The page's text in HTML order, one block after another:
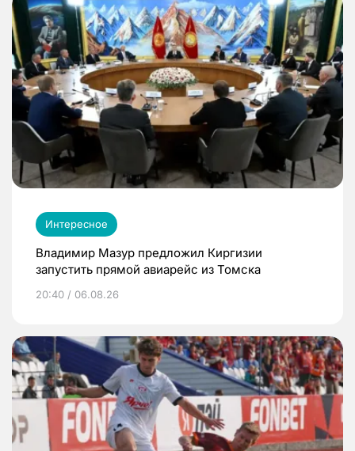
Интересное
Владимир Мазур предложил Киргизии
запустить прямой авиарейс из Томска
20:40 / 06.08.26